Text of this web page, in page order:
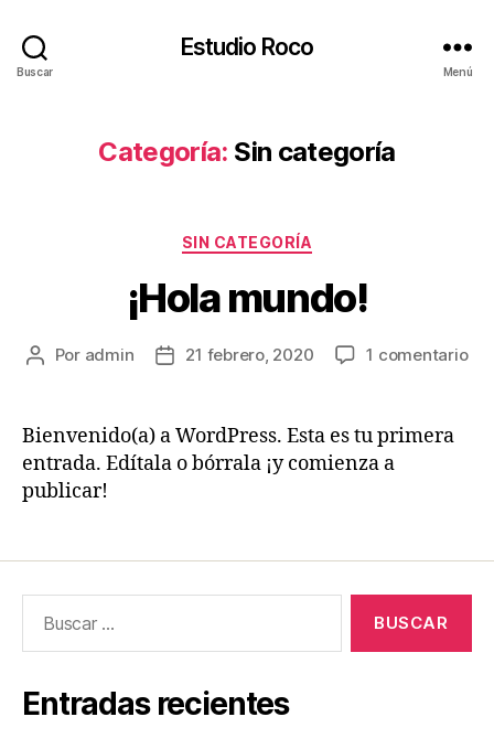
Buscar
Estudio Roco
Menú
Categoría: Sin categoría
Categorías
SIN CATEGORÍA
¡Hola mundo!
Autor
entrada
Por admin
Fecha
entrada
21 febrero, 2020 1 comentarioen
Bienvenido(a) a WordPress. Esta es tu primera
entrada. Edítala o bórrala ¡y comienza a
publicar!
Entradas recientes